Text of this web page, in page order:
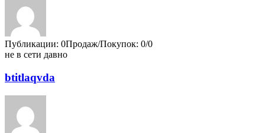
Публикации: 0Продаж/Покупок: 0/0
не в сети давно
btitlaqvda